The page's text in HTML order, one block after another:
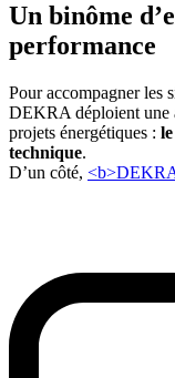
Un binôme
performance
Pour accompagner les
DEKRA déploient une
projets énergétiques :
technique.
D’un côté,